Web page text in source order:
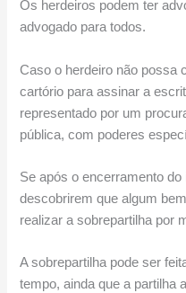
Os herdeiros podem ter
advogado para todos.
Caso o herdeiro não possa
cartório para assinar a
representado por um
pública, com poderes
Se após o encerramento
descobrirem que algum
realizar a sobrepartilha por
A sobrepartilha pode ser
tempo, ainda que a partilha